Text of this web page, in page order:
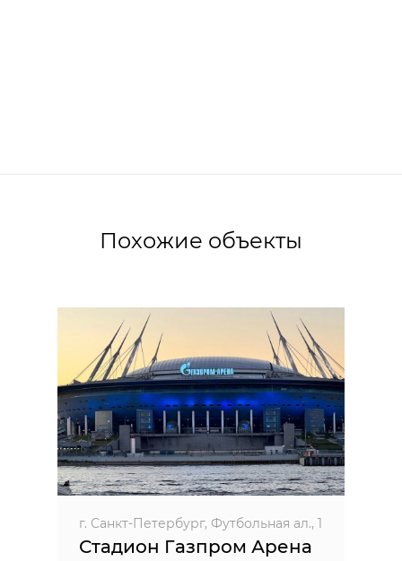
Похожие объекты
г. Санкт-Петербург, Футбольная ал., 1
Стадион Газпром Арена